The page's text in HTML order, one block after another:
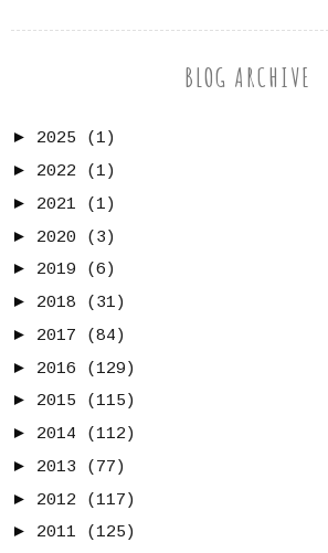
BLOG ARCHIVE
► 2025
(1)
► 2022
(1)
► 2021
(1)
► 2020
(3)
► 2019
(6)
► 2018
(31)
► 2017
(84)
► 2016
(129)
► 2015
(115)
► 2014
(112)
► 2013
(77)
► 2012
(117)
► 2011
(125)